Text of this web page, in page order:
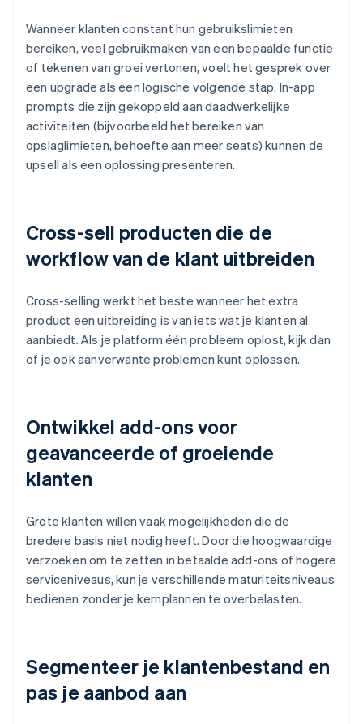
Wanneer klanten constant hun gebruikslimieten
bereiken, veel gebruikmaken van een bepaalde functie
of tekenen van groei vertonen, voelt het gesprek over
een upgrade als een logische volgende stap. In-app
prompts die zijn gekoppeld aan daadwerkelijke
activiteiten (bijvoorbeeld het bereiken van
opslaglimieten, behoefte aan meer seats) kunnen de
upsell als een oplossing presenteren.
Cross-sell producten die de
workflow van de klant uitbreiden
Cross-selling werkt het beste wanneer het extra
product een uitbreiding is van iets wat je klanten al
aanbiedt. Als je platform één probleem oplost, kijk dan
of je ook aanverwante problemen kunt oplossen.
Ontwikkel add-ons voor
geavanceerde of groeiende
klanten
Grote klanten willen vaak mogelijkheden die de
bredere basis niet nodig heeft. Door die hoogwaardige
verzoeken om te zetten in betaalde add-ons of hogere
serviceniveaus, kun je verschillende maturiteitsniveaus
bedienen zonder je kernplannen te overbelasten.
Segmenteer je klantenbestand en
pas je aanbod aan